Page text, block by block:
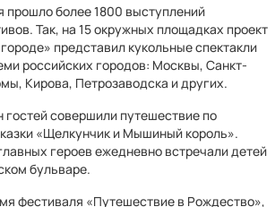
прошло более 1800 выступлений
Так, на 15 окружных площадках проект
представил кукольные спектакли
российских городов: Москвы, Санкт-
Кирова, Петрозаводска и других.
гостей совершили путешествие по
«Щелкунчик и Мышиный король».
героев ежедневно встречали детей
бульваре.
фестиваля «Путешествие в Рождество»,